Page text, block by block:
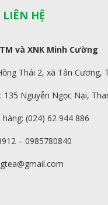
HỆ
và XNK Minh Cường
Thái 2, xã Tân Cương,
135 Nguyễn Ngọc Nại,
(024) 62 944 886
– 0985780840